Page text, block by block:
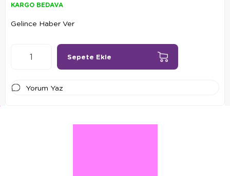
KARGO BEDAVA
Gelince Haber Ver
Yorum Yaz